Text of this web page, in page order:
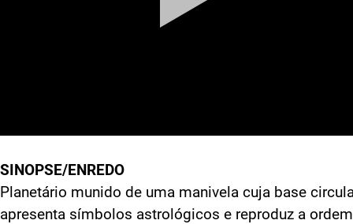
SINOPSE/ENREDO
Planetário munido de uma manivela cuja base
apresenta símbolos astrológicos e reproduz a